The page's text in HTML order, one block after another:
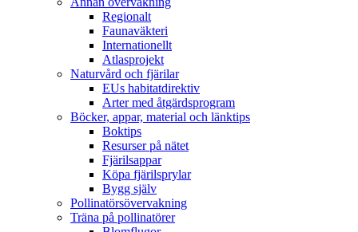
Regionalt
Faunaväkteri
Internationellt
Atlasprojekt
Naturvård och fjärilar
EUs habitatdirektiv
Arter med åtgärdsprogram
Böcker, appar, material och länktips
Boktips
Resurser på nätet
Fjärilsappar
Köpa fjärilsprylar
Bygg själv
Pollinatörsövervakning
Träna på pollinatörer